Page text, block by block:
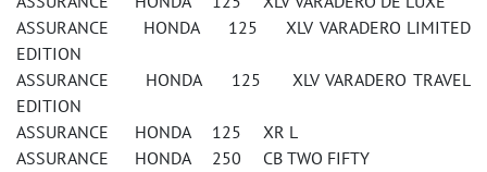
ASSURANCE HONDA 125 XLV VARADERO LIMITED
EDITION
ASSURANCE HONDA 125 XLV VARADERO TRAVEL
EDITION
ASSURANCE HONDA 125 XR L
ASSURANCE HONDA 250 CB TWO FIFTY